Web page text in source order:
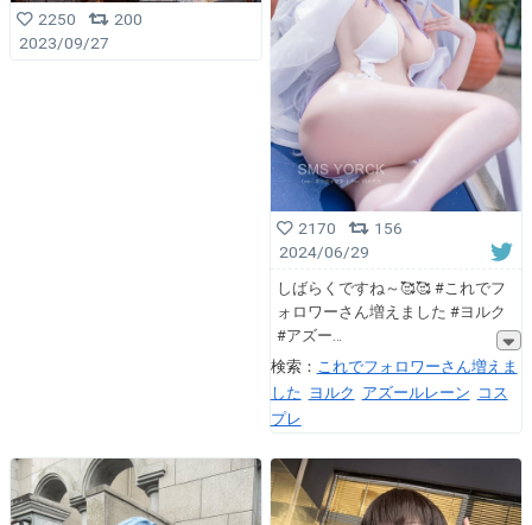
2250
200
2023/09/27
2170
156
2024/06/29
しばらくですね～🥰🥰 #これでフ
ォロワーさん増えました #ヨルク
#アズー
検索： これでフォロワーさん増えま
した ヨルク アズールレーン コス
プレ